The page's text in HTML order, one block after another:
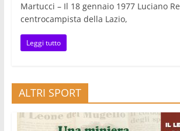
Martucci – Il 18 gennaio 1977 Luciano
centrocampista della Lazio,
Leggi tutto
ALTRI SPORT